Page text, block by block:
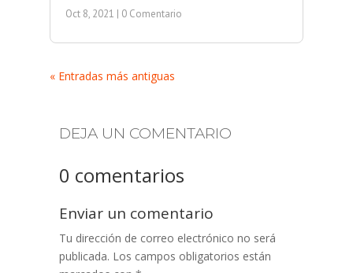
Oct 8, 2021 | 0 Comentario
« Entradas más antiguas
DEJA UN COMENTARIO
0 comentarios
Enviar un comentario
Tu dirección de correo electrónico no será
publicada. Los campos obligatorios están